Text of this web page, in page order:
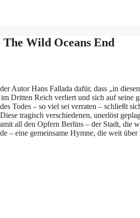
Wild Oceans End
Autor Hans Fallada dafür, dass „in
Dritten Reich verliert und sich auf seine
Todes – so viel sei verraten – schließt
tragisch verschiedenen, unerlöst
all den Opfern Berlins – der Stadt, die
– eine gemeinsame Hymne, die weit über